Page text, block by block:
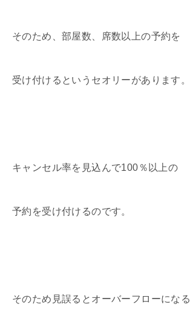
そのため、部屋数、席数以上の予約を
受け付けるというセオリーがあります。
キャンセル率を見込んで100％以上の
予約を受け付けるのです。
そのため見誤るとオーバーフローになる